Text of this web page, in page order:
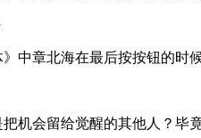
机会留给觉醒的其他人？毕